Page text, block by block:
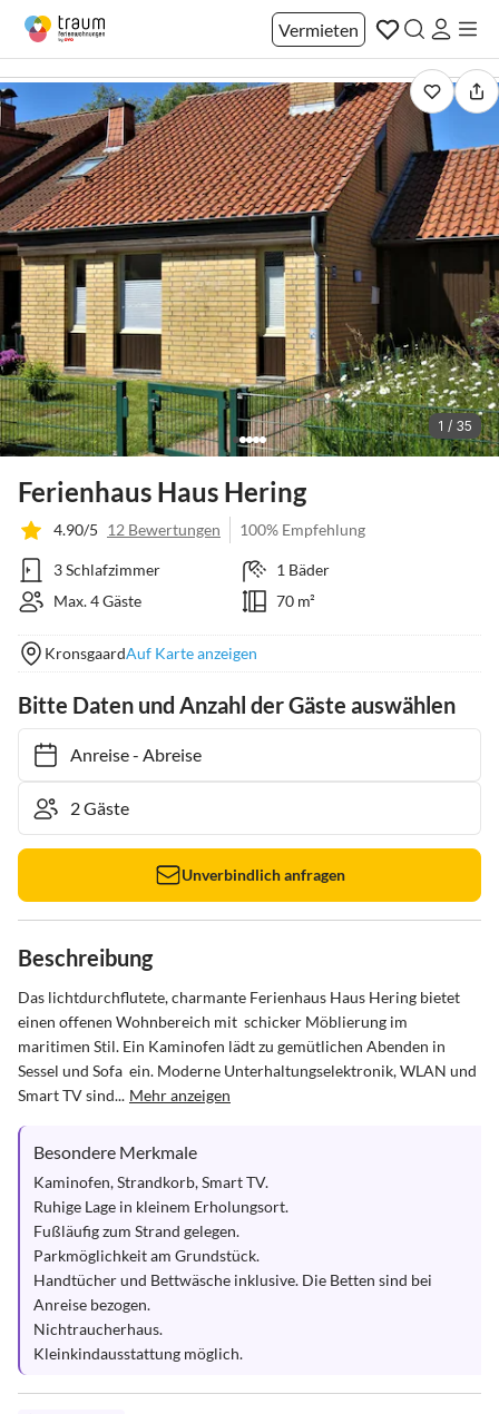
Vermieten
1 / 35
Ferienhaus Haus Hering
4.90/5 12 Bewertungen 100% Empfehlung
3 Schlafzimmer
1 Bäder
Max. 4 Gäste
70 m²
KronsgaardAuf Karte anzeigen
Bitte Daten und Anzahl der Gäste auswählen
Anreise- Abreise
Unverbindlich anfragen
Beschreibung
Das lichtdurchflutete, charmante Ferienhaus Haus Hering bietet
einen offenen Wohnbereich mit  schicker Möblierung im
maritimen Stil. Ein Kaminofen lädt zu gemütlichen Abenden in
Sessel und Sofa  ein. Moderne Unterhaltungselektronik, WLAN und
Smart TV sind... Mehr anzeigen
Besondere Merkmale
Kaminofen, Strandkorb, Smart TV.
Ruhige Lage in kleinem Erholungsort.
Fußläufig zum Strand gelegen.
Parkmöglichkeit am Grundstück.
Handtücher und Bettwäsche inklusive. Die Betten sind bei
Anreise bezogen.
Nichtraucherhaus.
Kleinkindausstattung möglich.